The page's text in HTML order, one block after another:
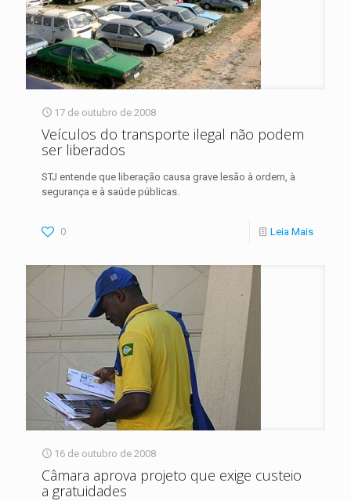
17 de outubro de 2008
Veículos do transporte ilegal não podem
ser liberados
STJ entende que liberação causa grave lesão à ordem, à
segurança e à saúde públicas.
0 Leia Mais
16 de outubro de 2008
Câmara aprova projeto que exige custeio
a gratuidades